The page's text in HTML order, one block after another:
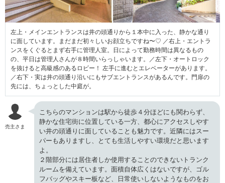
左上・メインエントランスは井の頭通りから１本中に入った、静かな通り
に面しています。まだまだ初々しいお顔立ちですね〜♡ ／右上・エントラ
ンスをくぐるとまず右手に管理人室。日によって勤務時間は異なるもの
の、平日は管理人さんが８時間いらっしゃいます。／左下・オートロック
を抜けると高級感のあるロビー！ 左手に進むとエレベーターがあります。
／右下・実は井の頭通り沿いにもサブエントランスがあるんです。門扉の
先には、ちょっとした中庭が。
売主さま
こちらのマンションは駅から徒歩４分ほどにも関わらず、
静かな住宅街に位置している一方、都心にアクセスしやす
い井の頭通りに面していることも魅力です。近隣にはスー
パーもありますし、とても生活しやすい環境だと思います
よ。
２階部分には居住者しか使用することのできないトランク
ルームを備えています。面積自体広くはないですが、ゴル
フバッグやスキー板など、日常使いしないようなものをお